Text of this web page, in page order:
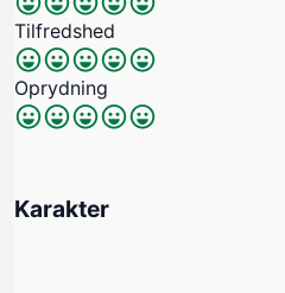
Tilfredshed
Oprydning
Karakter